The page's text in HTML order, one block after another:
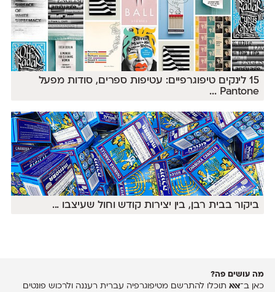
15 לינקים טיפוגרפיים: עטיפות ספרים, סודות מפעל
Pantone
...
ביקור בבית רבן, בין יצירות קודש וחול שעיצבו ...
מה עושים פה?
כאן ב־אאאתוכלו להתרשם מטיפוגרפיה עברית רעננה ולרכוש פונטים